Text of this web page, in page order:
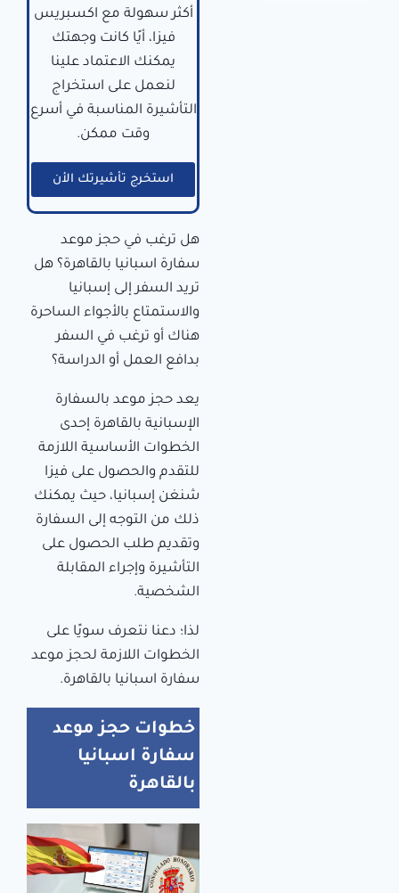
أكثر سهولة مع اكسبريس
فيزا، أيًا كانت وجهتك
يمكنك الاعتماد علينا
لنعمل على استخراج
التأشيرة المناسبة في أسرع
وقت ممكن.
استخرج تأشيرتك الأن
هل ترغب في حجز موعد
سفارة اسبانيا بالقاهرة؟ هل
تريد السفر إلى إسبانيا
والاستمتاع بالأجواء الساحرة
هناك أو ترغب في السفر
بدافع العمل أو الدراسة؟
يعد حجز موعد بالسفارة
الإسبانية بالقاهرة إحدى
الخطوات الأساسية اللازمة
للتقدم والحصول على فيزا
شنغن إسبانيا، حيث يمكنك
ذلك من التوجه إلى السفارة
وتقديم طلب الحصول على
التأشيرة وإجراء المقابلة
الشخصية.
لذا؛ دعنا نتعرف سويًا على
الخطوات اللازمة لحجز موعد
سفارة اسبانيا بالقاهرة.
خطوات حجز موعد
سفارة اسبانيا
بالقاهرة